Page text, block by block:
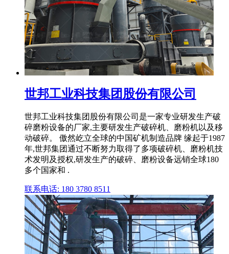
世邦工业科技集团股份有限公司
世邦工业科技集团股份有限公司是一家专业研发生产破
碎磨粉设备的厂家,主要研发生产破碎机、磨粉机以及移
动破碎。 傲然屹立全球的中国矿机制造品牌 缘起于1987
年,世邦集团通过不断努力取得了多项破碎机、磨粉机技
术发明及授权,研发生产的破碎、磨粉设备远销全球180
多个国家和 .
联系电话: 180 3780 8511